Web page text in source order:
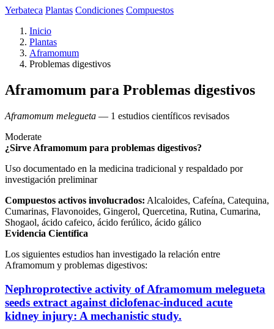
Yerbateca Plantas Condiciones Compuestos
Inicio
Plantas
Aframomum
Problemas digestivos
Aframomum para Problemas digestivos
Aframomum melegueta — 1 estudios científicos revisados
Moderate
¿Sirve Aframomum para problemas digestivos?
Uso documentado en la medicina tradicional y respaldado por
investigación preliminar
Compuestos activos involucrados: Alcaloides, Cafeína, Catequina,
Cumarinas, Flavonoides, Gingerol, Quercetina, Rutina, Cumarina,
Shogaol, ácido cafeico, ácido ferúlico, ácido gálico
Evidencia Científica
Los siguientes estudios han investigado la relación entre
Aframomum y problemas digestivos:
Nephroprotective activity of Aframomum melegueta
seeds extract against diclofenac-induced acute
kidney injury: A mechanistic study.